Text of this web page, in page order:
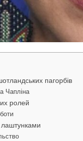
пагорбів
Чапліна
ролей